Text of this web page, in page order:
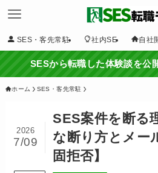
SES・客先常駐 社内SE 自社
SESから転職した体験談を公
ホーム SES・客先常駐
SES案件を断る
な断り方とメー
固拒否】
2026
7/09